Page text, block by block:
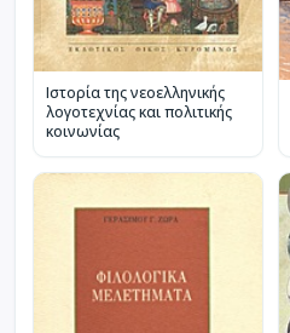
Ιστορία της νεοελληνικής
λογοτεχνίας και πολιτικής
κοινωνίας